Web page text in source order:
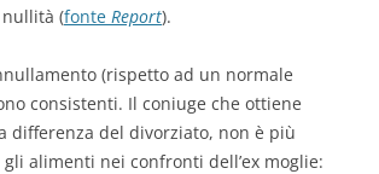
(fonte Report).
(rispetto ad un normale
consistenti. Il coniuge che ottiene
differenza del divorziato, non è più
alimenti nei confronti dell’ex moglie: